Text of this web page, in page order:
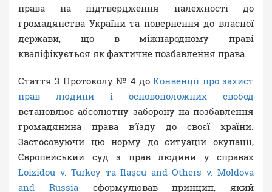
права на підтвердження належності до
громадянства України та повернення до власної
держави, що в міжнародному праві
кваліфікується як фактичне позбавлення права.
Стаття 3 Протоколу № 4 доКонвенції про захист
прав людини і основоположних свобод
встановлює абсолютну заборону на позбавлення
громадянина права в’їзду до своєї країни.
Застосовуючи цю норму до ситуацій окупації,
Європейський суд з прав людини у справах
Loizidou v. Turkey та Ilaşcu and Others v. Moldova
and Russiaсформулював принцип, який